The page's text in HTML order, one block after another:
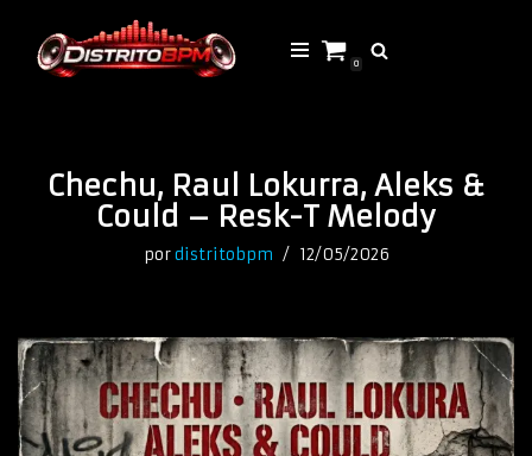
Saltar
0
Chechu, Raul Lokurra, Aleks &
Could – Resk-T Melody
pordistritobpm 12/05/2026